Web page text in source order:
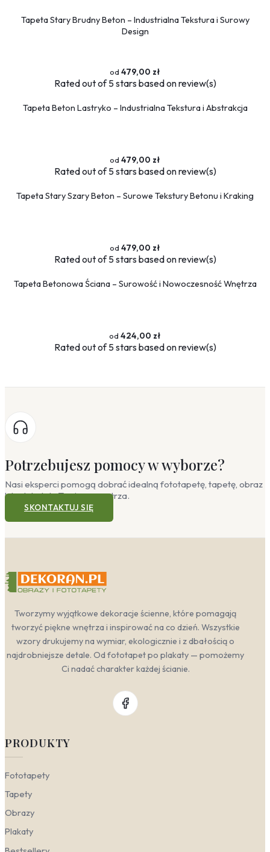
Tapeta Stary Brudny Beton – Industrialna Tekstura i Surowy
Design
479,00 zł
Ratedout of 5 stars based onreview(s)
Tapeta Beton Lastryko – Industrialna Tekstura i Abstrakcja
479,00 zł
Ratedout of 5 stars based onreview(s)
Tapeta Stary Szary Beton – Surowe Tekstury Betonu i Kraking
479,00 zł
Ratedout of 5 stars based onreview(s)
Tapeta Betonowa Ściana – Surowość i Nowoczesność Wnętrza
424,00 zł
Ratedout of 5 stars based onreview(s)
Potrzebujesz pomocy w wyborze?
Nasi eksperci pomogą dobrać idealną fototapetę, tapetę, obraz
lub plakat do Twojego wnętrza.
SKONTAKTUJ SIĘ
Tworzymy wyjątkowe dekoracje ścienne, które pomagają
tworzyć piękne wnętrza i inspirować na co dzień. Wszystkie
wzory drukujemy na wymiar, ekologicznie i z dbałością o
najdrobniejsze detale. Od fototapet po plakaty — pomożemy
Ci nadać charakter każdej ścianie.
PRODUKTY
Fototapety
Tapety
Obrazy
Plakaty